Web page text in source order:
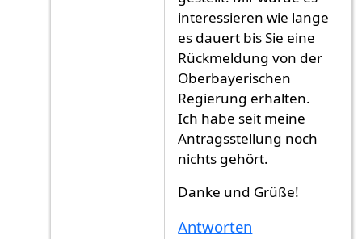
interessieren wie lange
es dauert bis Sie eine
Rückmeldung von der
Oberbayerischen
Regierung erhalten.
Ich habe seit meine
Antragsstellung noch
nichts gehört.
Danke und Grüße!
Antworten